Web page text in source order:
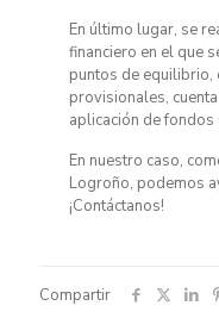
En último lugar, se
financiero en el que
puntos de equilibrio,
provisionales,
aplicación de
En nuestro caso,
Logroño, podemos
¡Contáctanos!
Compartir